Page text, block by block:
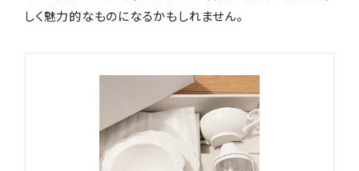
しく魅力的なものになるかもしれません。